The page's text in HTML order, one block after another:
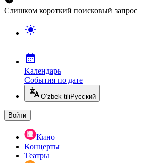
Слишком короткий поисковый запрос
Календарь
События по дате
O’zbek tili Русский
Войти
Кино
Концерты
Театры